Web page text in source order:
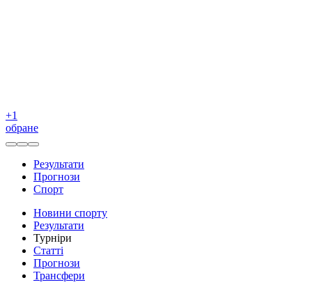
+1
обране
Результати
Прогнози
Спорт
Новини спорту
Результати
Турніри
Статті
Прогнози
Трансфери